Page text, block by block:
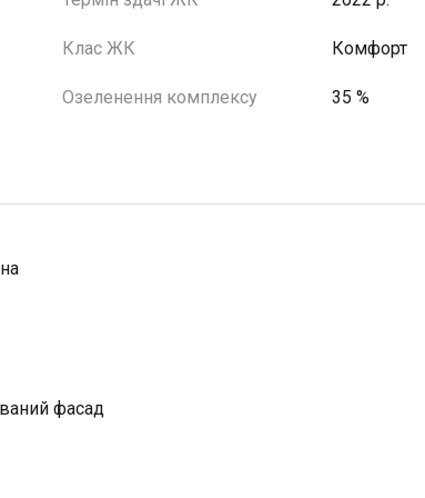
Клас ЖК Комфорт
Озеленення комплексу 35 %
фасад